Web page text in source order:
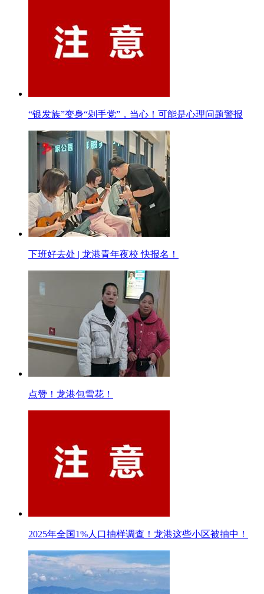
“银发族”变身“剁手党”，当心！可能是心理问题警报
下班好去处 | 龙港青年夜校 快报名！
点赞！龙港包雪花！
2025年全国1%人口抽样调查！龙港这些小区被抽中！